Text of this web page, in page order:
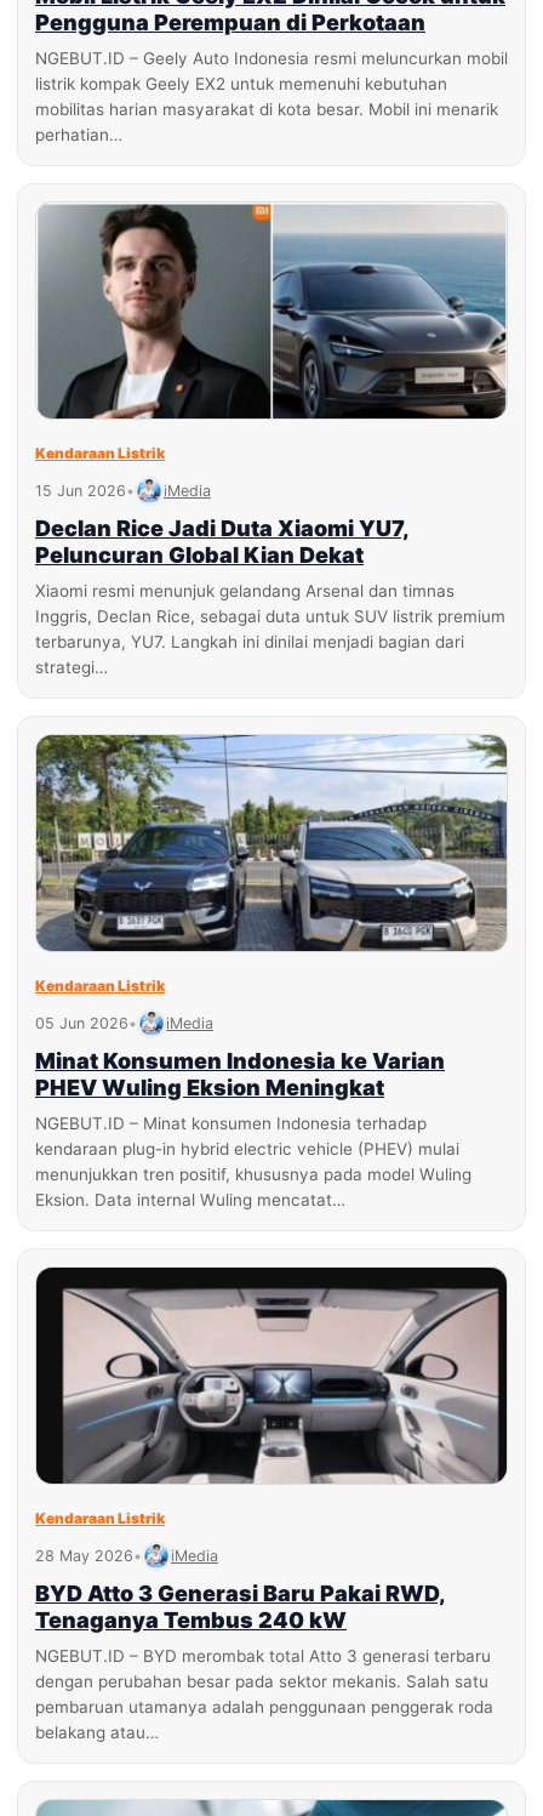
Pengguna Perempuan di Perkotaan
NGEBUT.ID – Geely Auto Indonesia resmi meluncurkan mobil
listrik kompak Geely EX2 untuk memenuhi kebutuhan
mobilitas harian masyarakat di kota besar. Mobil ini menarik
perhatian…
Kendaraan Listrik
15 Jun 2026• iMedia
Declan Rice Jadi Duta Xiaomi YU7,
Peluncuran Global Kian Dekat
Xiaomi resmi menunjuk gelandang Arsenal dan timnas
Inggris, Declan Rice, sebagai duta untuk SUV listrik premium
terbarunya, YU7. Langkah ini dinilai menjadi bagian dari
strategi…
Kendaraan Listrik
05 Jun 2026• iMedia
Minat Konsumen Indonesia ke Varian
PHEV Wuling Eksion Meningkat
NGEBUT.ID – Minat konsumen Indonesia terhadap
kendaraan plug-in hybrid electric vehicle (PHEV) mulai
menunjukkan tren positif, khususnya pada model Wuling
Eksion. Data internal Wuling mencatat…
Kendaraan Listrik
28 May 2026• iMedia
BYD Atto 3 Generasi Baru Pakai RWD,
Tenaganya Tembus 240 kW
NGEBUT.ID – BYD merombak total Atto 3 generasi terbaru
dengan perubahan besar pada sektor mekanis. Salah satu
pembaruan utamanya adalah penggunaan penggerak roda
belakang atau…